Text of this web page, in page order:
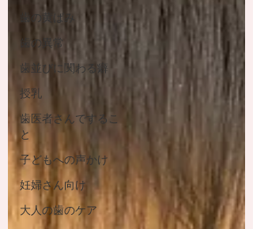
歯の黄ばみ
歯の異常
歯並びに関わる癖
授乳
歯医者さんでするこ
と
子どもへの声かけ
妊婦さん向け
大人の歯のケア